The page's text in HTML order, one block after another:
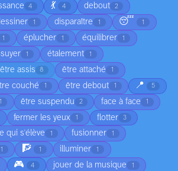
4 💃 4 debout 2
1 disparaître 1 😴 1
1 éplucher 1 équilibrer 1
1 étalement 1
être assis 8 être attaché 1
couché 1 être debout 1 📍 5
1 être suspendu 2 face à face 1
fermer les yeux 1 flotter 3
qui s'élève 1 fusionner 1
1 🧗 1 illuminer 1
🎮 4 jouer de la musique 1